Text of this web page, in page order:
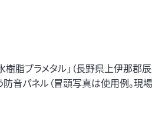
樹脂プラメタル」（長野県上伊那郡
防音パネル（冒頭写真は使用例。現